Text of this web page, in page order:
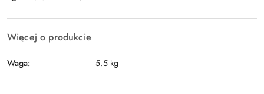
dostawa
Więcej o produkcie
Waga: 5.5 kg